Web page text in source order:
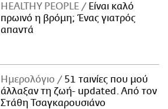
HEALTHY PEOPLE
Είναι καλό
πρωινό η βρόμη; Ένας γιατρός
απαντά
Ημερολόγιο
51 ταινίες που μού
άλλαξαν τη ζωή- updated. Aπό τον
Στάθη Τσαγκαρουσιάνο